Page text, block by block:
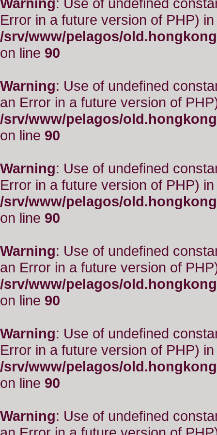
Error in a future version of PHP) in
/srv/www/pelagos/
on line 90
Warning: Use of undefined
an Error in a future version of
/srv/www/pelagos/
on line 90
Warning: Use of undefined
Error in a future version of PHP) in
/srv/www/pelagos/
on line 90
Warning: Use of undefined
an Error in a future version of
/srv/www/pelagos/
on line 90
Warning: Use of undefined
Error in a future version of PHP) in
/srv/www/pelagos/
on line 90
Warning: Use of undefined